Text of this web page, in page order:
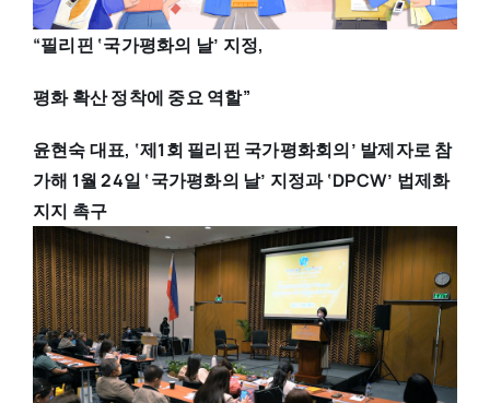
“필리핀 ‘국가평화의 날’ 지정,
평화 확산 정착에 중요 역할”
윤현숙대표, ‘제1회 필리핀 국가평화회의’ 발제자로 참
가해 1월 24일 ‘국가평화의 날’ 지정과‘DPCW’ 법제화
지지 촉구